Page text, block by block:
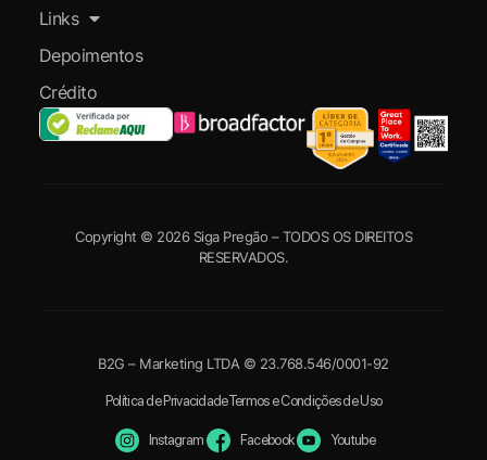
Links
Depoimentos
Crédito
Copyright © 2026 Siga Pregão – TODOS OS DIREITOS
RESERVADOS.
B2G – Marketing LTDA © 23.768.546/0001-92
Política de PrivacidadeTermos e Condições de Uso
Instagram Facebook Youtube